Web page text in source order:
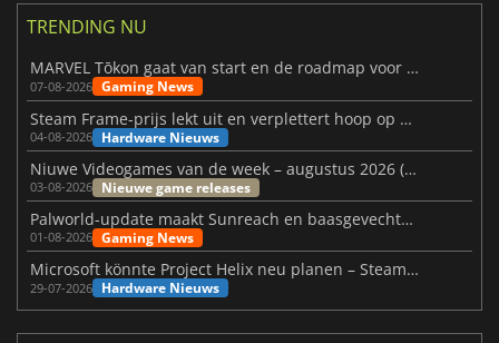
TRENDING NU
MARVEL Tōkon gaat van start en de roadmap voor jaar 1 is bekendgemaakt
07-08-2026 Gaming News
Steam Frame-prijs lekt uit en verplettert hoop op betaalbare VR
04-08-2026 Hardware Nieuws
Niuwe Videogames van de week – augustus 2026 (week 32)
03-08-2026 Nieuwe game releases
Palworld-update maakt Sunreach en baasgevechten stabieler
01-08-2026 Gaming News
Microsoft könnte Project Helix neu planen – Steam-Support wackelt
29-07-2026 Hardware Nieuws